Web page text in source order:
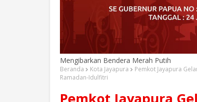
Mengibarkan Bendera Merah Putih
Beranda Kota Jayapura
Pemkot Jayapura
Ramadan-Idulfitri
Pemkot Jayapura